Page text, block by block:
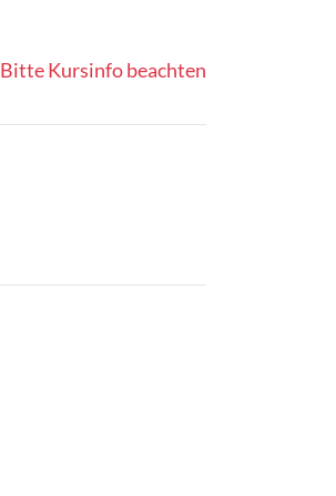
Bitte Kursinfo beachten